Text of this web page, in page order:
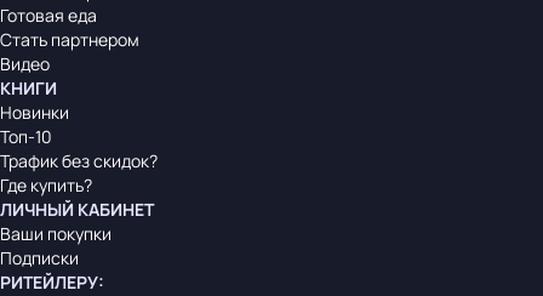
Готовая еда
Стать партнером
Видео
КНИГИ
Новинки
Топ-10
Трафик без скидок?
Где купить?
ЛИЧНЫЙ КАБИНЕТ
Ваши покупки
Подписки
РИТЕЙЛЕРУ: